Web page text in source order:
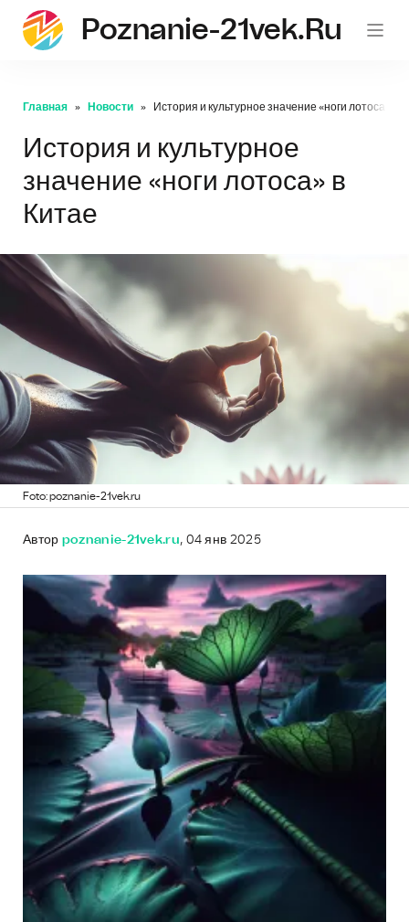
Poznanie-21vek.ru
Главная Новости История и культурное значение «ноги лотоса» в
История и культурное
значение «ноги лотоса» в
Китае
Foto: poznanie-21vek.ru
Автор poznanie-21vek.ru, 04 янв 2025